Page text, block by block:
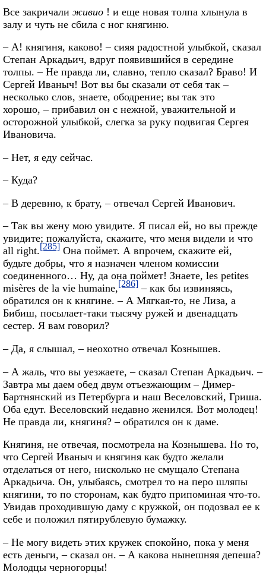
Все закричали живио ! и еще новая толпа хлынула в
залу и чуть не сбила с ног княгиню.
– А! княгиня, каково! – сияя радостной улыбкой, сказал
Степан Аркадьич, вдруг появившийся в середине
толпы. – Не правда ли, славно, тепло сказал? Браво! И
Сергей Иваныч! Вот вы бы сказали от себя так –
несколько слов, знаете, ободрение; вы так это
хорошо, – прибавил он с нежной, уважительной и
осторожной улыбкой, слегка за руку подвигая Сергея
Ивановича.
– Нет, я еду сейчас.
– Куда?
– В деревню, к брату, – отвечал Сергей Иванович.
– Так вы жену мою увидите. Я писал ей, но вы прежде
увидите; пожалуйста, скажите, что меня видели и что
all right.[285] Она поймет. А впрочем, скажите ей,
будьте добры, что я назначен членом комиссии
соединенного… Ну, да она поймет! Знаете, les petites
misères de la vie humaine,[286] – как бы извиняясь,
обратился он к княгине. – А Мягкая-то, не Лиза, а
Бибиш, посылает-таки тысячу ружей и двенадцать
сестер. Я вам говорил?
– Да, я слышал, – неохотно отвечал Кознышев.
– А жаль, что вы уезжаете, – сказал Степан Аркадьич. –
Завтра мы даем обед двум отъезжающим – Димер-
Бартнянский из Петербурга и наш Веселовский, Гриша.
Оба едут. Веселовский недавно женился. Вот молодец!
Не правда ли, княгиня? – обратился он к даме.
Княгиня, не отвечая, посмотрела на Кознышева. Но то,
что Сергей Иваныч и княгиня как будто желали
отделаться от него, нисколько не смущало Степана
Аркадьича. Он, улыбаясь, смотрел то на перо шляпы
княгини, то по сторонам, как будто припоминая что-то.
Увидав проходившую даму с кружкой, он подозвал ее к
себе и положил пятирублевую бумажку.
– Не могу видеть этих кружек спокойно, пока у меня
есть деньги, – сказал он. – А какова нынешняя депеша?
Молодцы черногорцы!